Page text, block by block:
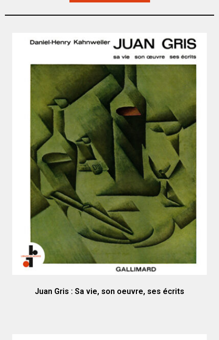
Juan Gris : Sa vie, son oeuvre, ses écrits